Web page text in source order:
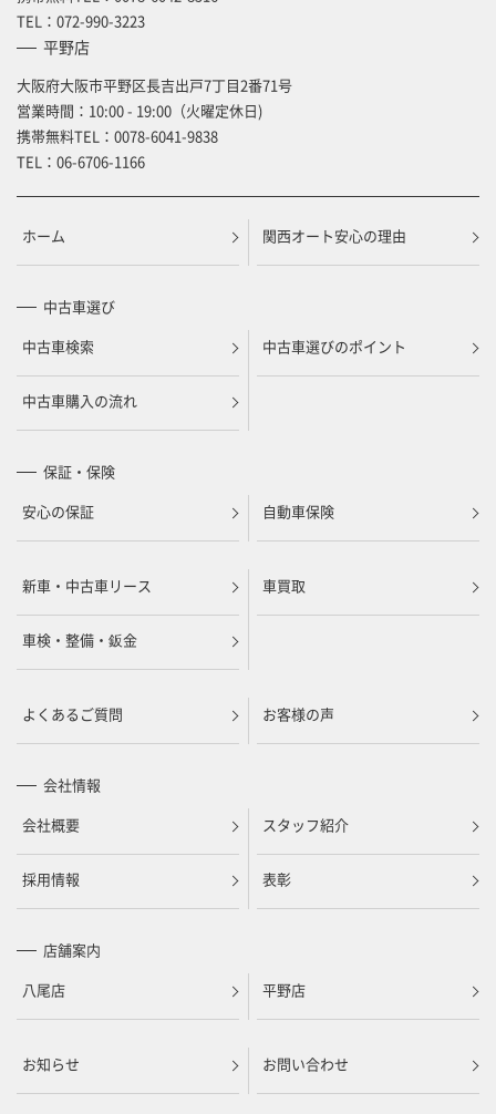
TEL： 072-990-3223
平野店
大阪府大阪市平野区長吉出戸7丁目2番71号
営業時間：10:00 - 19:00（火曜定休日)
携帯無料TEL： 0078-6041-9838
TEL： 06-6706-1166
ホーム 関西オート安心の理由
中古車選び
中古車検索
中古車選びのポイント
中古車購入の流れ
保証・保険
安心の保証
自動車保険
新車・中古車リース 車買取
車検・整備・鈑金
よくあるご質問 お客様の声
会社情報
会社概要
スタッフ紹介
採用情報 表彰
店舗案内
八尾店
平野店
お知らせ お問い合わせ